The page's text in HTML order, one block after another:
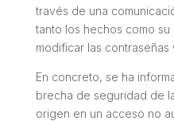
través de una
tanto los hechos como
modificar las contraseñas
En concreto, se ha
brecha de seguridad de
origen en un acceso no